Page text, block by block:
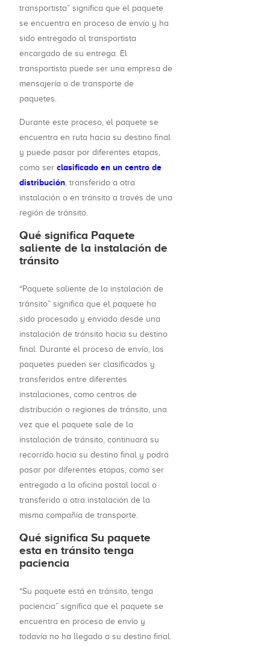
transportista” significa que el paquete
se encuentra en proceso de envío y ha
sido entregado al transportista
encargado de su entrega. El
transportista puede ser una empresa de
mensajería o de transporte de
paquetes.
Durante este proceso, el paquete se
encuentra en ruta hacia su destino final
y puede pasar por diferentes etapas,
como ser clasificado en un centro de
distribución , transferido a otra
instalación o en tránsito a través de una
región de tránsito.
Qué significa Paquete
saliente de la instalación de
tránsito
“Paquete saliente de la instalación de
tránsito” significa que el paquete ha
sido procesado y enviado desde una
instalación de tránsito hacia su destino
final. Durante el proceso de envío, los
paquetes pueden ser clasificados y
transferidos entre diferentes
instalaciones, como centros de
distribución o regiones de tránsito, una
vez que el paquete sale de la
instalación de tránsito, continuará su
recorrido hacia su destino final y podrá
pasar por diferentes etapas, como ser
entregado a la oficina postal local o
transferido a otra instalación de la
misma compañía de transporte.
Qué significa Su paquete
esta en tránsito tenga
paciencia
“Su paquete está en tránsito, tenga
paciencia” significa que el paquete se
encuentra en proceso de envío y
todavía no ha llegado a su destino final.